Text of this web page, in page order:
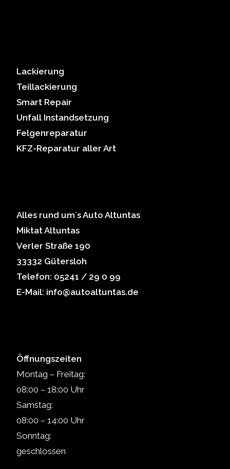
Lackierung
Teillackierung
Smart Repair
Unfall Instandsetzung
Felgenreparatur
KFZ-Reparatur aller Art
Alles rund um´s Auto Altuntas
Miktat Altuntas
Verler Straße 190
33332 Gütersloh
Telefon: 05241 / 29 0 99
E-Mail: info@autoaltuntas.de
Öffnungszeiten
Montag – Freitag:
08:00 – 18:00 Uhr
Samstag:
08:00 – 14:00 Uhr
Sonntag:
geschlossen